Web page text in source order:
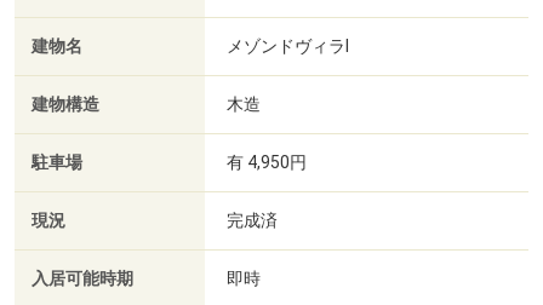
建物名 メゾンドヴィラⅠ
建物構造 木造
駐車場 有 4,950円
現況 完成済
入居可能時期 即時